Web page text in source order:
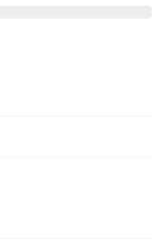
もう一人のあたたかい
中です。
満たした優良な企業
取得！会社全体の約7
ています！全国の訪
数社、都内はたった